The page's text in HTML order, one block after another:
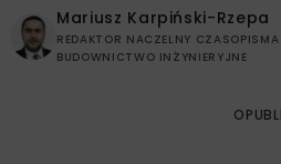
Mariusz Karpiński-Rzepa
REDAKTOR NACZELNY
BUDOWNICTWO INŻYNIERYJNE